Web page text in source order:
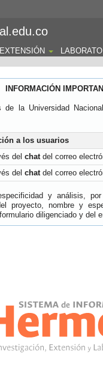
EXTENSIÓN
INFORMACIÓN
de la Universidad
a los usuarios
del chatdel correo
del chatdel correo
y análisis,
proyecto, nombre y
diligenciado y del